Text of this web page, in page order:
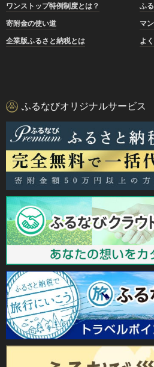
ワンストップ特例制度とは？
ふ
寄附金の使い道
マ
企業版ふるさと納税とは
よ
ふるなびオリジナルサービス